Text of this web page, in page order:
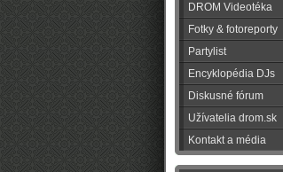
DROM Videotéka
Fotky & fotoreporty
Partylist
Encyklopédia DJs
Diskusné fórum
Užívatelia drom.sk
Kontakt a média